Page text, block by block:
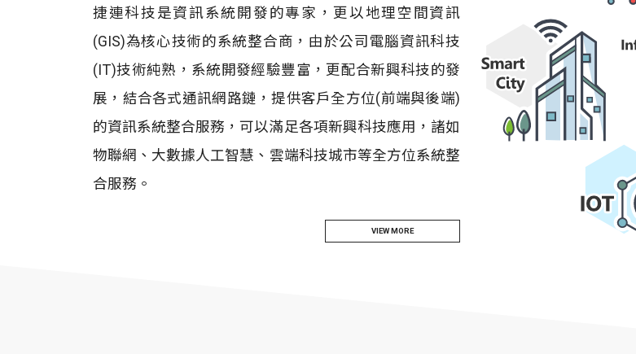
捷連科技是資訊系統開發的專家，更以地理空間資訊
(GIS)為核心技術的系統整合商，由於公司電腦資訊科技
(IT)技術純熟，系統開發經驗豐富，更配合新興科技的發
展，結合各式通訊網路鏈，提供客戶全方位(前端與後端)
的資訊系統整合服務，可以滿足各項新興科技應用，諸如
物聯網、大數據人工智慧、雲端科技城市等全方位系統整
合服務。